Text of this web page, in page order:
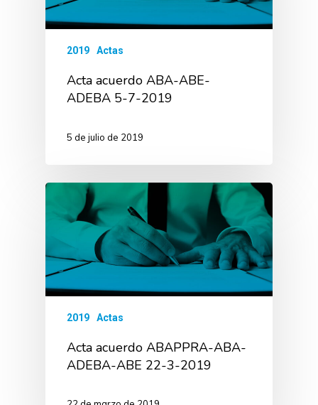
2019 Actas
Acta acuerdo ABA-ABE-
ADEBA 5-7-2019
5 de julio de 2019
2019 Actas
Acta acuerdo ABAPPRA-ABA-
ADEBA-ABE 22-3-2019